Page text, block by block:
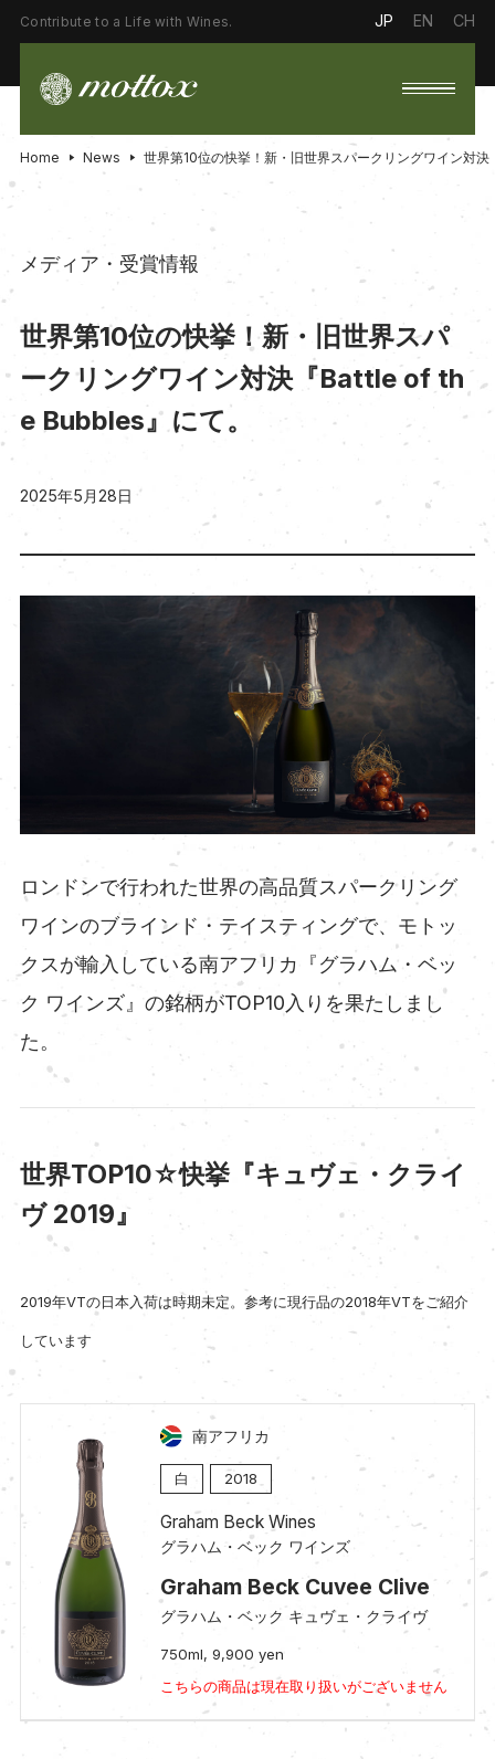
Contribute to a Life with Wines. JP EN CH
Home News 世界第10位の快挙！新・旧世界スパークリングワイン対
メディア・受賞情報
世界第10位の快挙！新・旧世界スパ
ークリングワイン対決『Battle of th
e Bubbles』にて。
2025年5月28日
ロンドンで行われた世界の高品質スパークリング
ワインのブラインド・テイスティングで、モトッ
クスが輸入している南アフリカ『グラハム・ベッ
ク ワインズ』の銘柄がTOP10入りを果たしまし
た。
世界TOP10☆快挙『キュヴェ・クライ
ヴ 2019』
2019年VTの日本入荷は時期未定。参考に現行品の2018年VTをご紹介
しています
南アフリカ
白 2018
Graham Beck Wines
グラハム・ベック ワインズ
Graham Beck Cuvee Clive
グラハム・ベック キュヴェ・クライヴ
750ml, 9,900 yen
こちらの商品は現在取り扱いがございません